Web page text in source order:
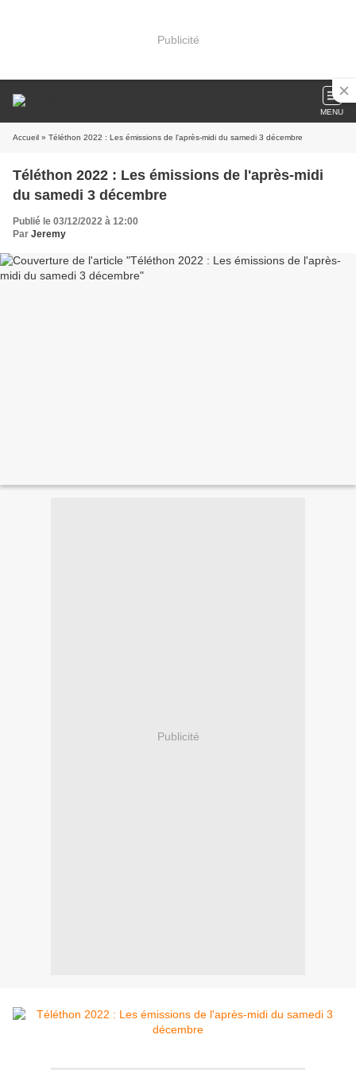
Publicité
MENU
Accueil » Téléthon 2022 : Les émissions de l'après-midi du samedi 3 décembre
Téléthon 2022 : Les émissions de l'après-midi
du samedi 3 décembre
Publié le 03/12/2022 à 12:00
Par Jeremy
Publicité